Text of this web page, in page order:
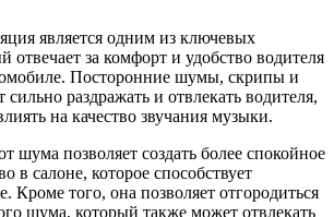
является одним из ключевых
отвечает за комфорт и удобство водителя
Посторонние шумы, скрипы и
сильно раздражать и отвлекать водителя,
на качество звучания музыки.
шума позволяет создать более спокойное
в салоне, которое способствует
Кроме того, она позволяет отгородиться
шума, который также может отвлекать